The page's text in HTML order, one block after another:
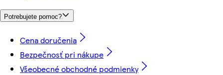
Potrebujete pomoc?
Cena doručenia
Bezpečnosť pri nákupe
Všeobecné obchodné podmienky